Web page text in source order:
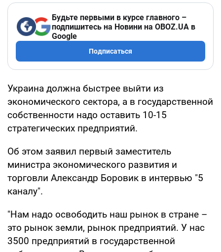
Будьте первыми в курсе главного –
подпишитесь на Новини на OBOZ.UA в
Google
Подписаться
Украина должна быстрее выйти из
экономического сектора, а в государственной
собственности надо оставить 10-15
стратегических предприятий.
Об этом заявил первый заместитель
министра экономического развития и
торговли Александр Боровик в интервью "5
каналу".
"Нам надо освободить наш рынок в стране –
это рынок земли, рынок предприятий. У нас
3500 предприятий в государственной